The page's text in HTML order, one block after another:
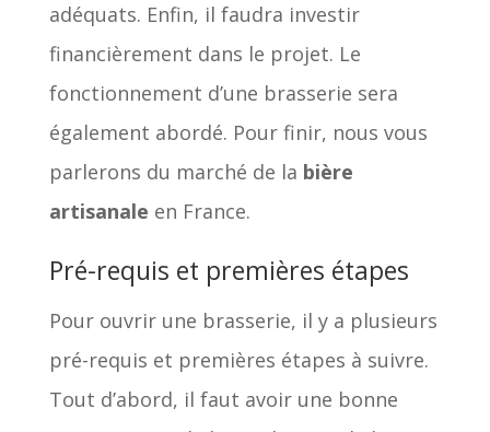
adéquats. Enfin, il faudra investir
financièrement dans le projet. Le
fonctionnement d’une brasserie sera
également abordé. Pour finir, nous vous
parlerons du marché de la bière
artisanale en France.
Pré-requis et premières étapes
Pour ouvrir une brasserie, il y a plusieurs
pré-requis et premières étapes à suivre.
Tout d’abord, il faut avoir une bonne